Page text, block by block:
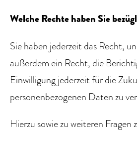
Welche Rechte haben Sie
Sie haben jederzeit das Recht,
außerdem ein Recht, die
Einwilligung jederzeit für die
personenbezogenen Daten zu
Hierzu sowie zu weiteren